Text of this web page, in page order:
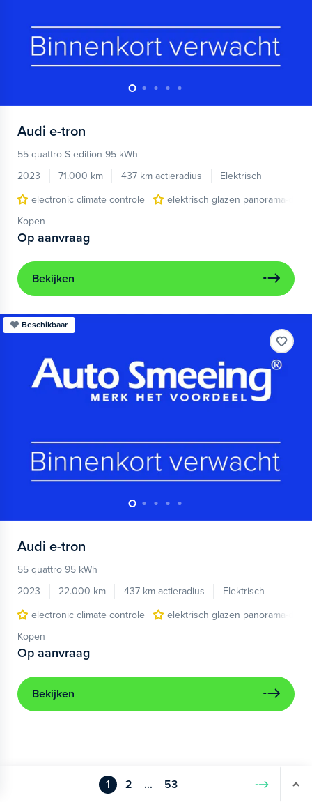
Audi e-tron
55 quattro S edition 95 kWh
2023
71.000 km 437 km actieradius
Elektrisch
electronic climate controle
elektrisch glazen panorama-dak
Kopen
Op aanvraag
Bekijken
Beschikbaar
Audi e-tron
55 quattro 95 kWh
2023
22.000 km 437 km actieradius
Elektrisch
electronic climate controle
elektrisch glazen panorama-dak
Kopen
Op aanvraag
Bekijken
1 2 ... 53 Volgende